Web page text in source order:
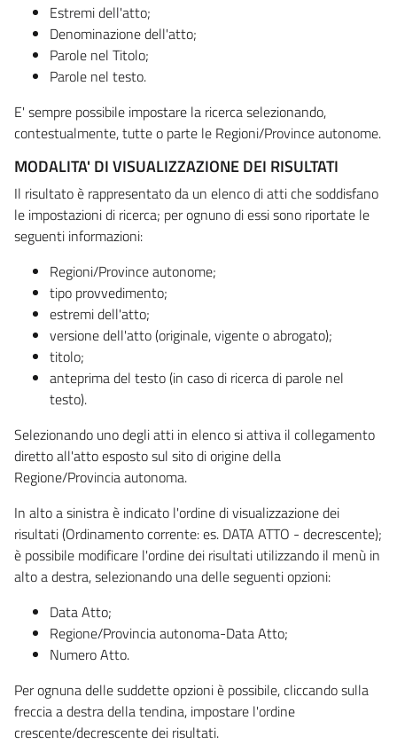
Estremi dell'atto;
Denominazione dell'atto;
Parole nel Titolo;
Parole nel testo.
E' sempre possibile impostare la ricerca selezionando,
contestualmente, tutte o parte le Regioni/Province autonome.
MODALITA' DI VISUALIZZAZIONE DEI RISULTATI
Il risultato è rappresentato da un elenco di atti che soddisfano
le impostazioni di ricerca; per ognuno di essi sono riportate le
seguenti informazioni:
Regioni/Province autonome;
tipo provvedimento;
estremi dell'atto;
versione dell'atto (originale, vigente o abrogato);
titolo;
anteprima del testo (in caso di ricerca di parole nel
testo).
Selezionando uno degli atti in elenco si attiva il collegamento
diretto all'atto esposto sul sito di origine della
Regione/Provincia autonoma.
In alto a sinistra è indicato l'ordine di visualizzazione dei
risultati (Ordinamento corrente: es. DATA ATTO - decrescente);
è possibile modificare l'ordine dei risultati utilizzando il menù in
alto a destra, selezionando una delle seguenti opzioni:
Data Atto;
Regione/Provincia autonoma-Data Atto;
Numero Atto.
Per ognuna delle suddette opzioni è possibile, cliccando sulla
freccia a destra della tendina, impostare l'ordine
crescente/decrescente dei risultati.